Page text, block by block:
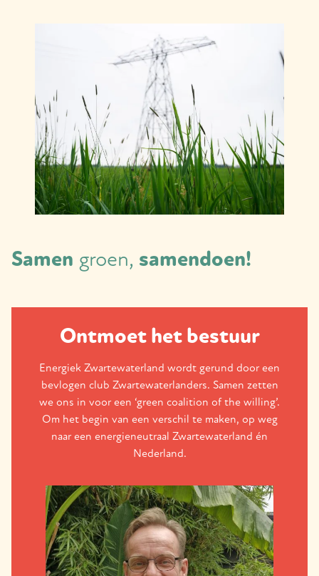
Samen groen, samendoen!
Ontmoet het bestuur
Energiek Zwartewaterland wordt gerund door een
bevlogen club Zwartewaterlanders. Samen zetten
we ons in voor een ‘green coalition of the willing’.
Om het begin van een verschil te maken, op weg
naar een energieneutraal Zwartewaterland én
Nederland.